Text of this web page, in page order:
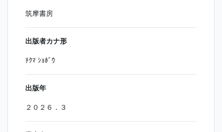
筑摩書房
出版者カナ形
ﾁｸﾏ ｼｮﾎﾞｳ
出版年
２０２６．３